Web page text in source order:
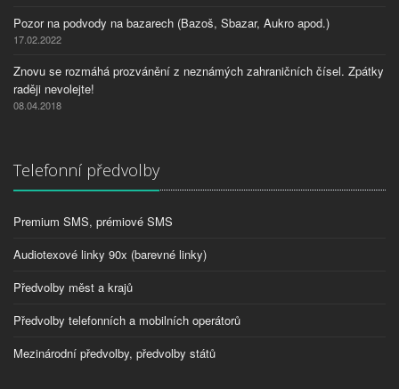
Pozor na podvody na bazarech (Bazoš, Sbazar, Aukro apod.)
17.02.2022
Znovu se rozmáhá prozvánění z neznámých zahraničních čísel. Zpátky
raději nevolejte!
08.04.2018
Telefonní předvolby
Premium SMS, prémiové SMS
Audiotexové linky 90x (barevné linky)
Předvolby měst a krajů
Předvolby telefonních a mobilních operátorů
Mezinárodní předvolby, předvolby států